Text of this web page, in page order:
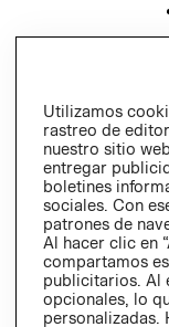
Utilizamos
rastreo de
nuestro sitio
entregar
boletines
sociales. Con
patrones de
Al hacer clic en
compartamos
publicitarios. Al
opcionales, lo
personalizadas.